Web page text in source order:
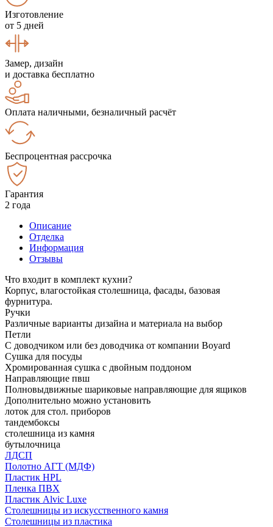
Изготовление
от 5 дней
Замер, дизайн
и доставка бесплатно
Оплата наличными, безналичный расчёт
Беспроцентная рассрочка
Гарантия
2 года
Описание
Отделка
Информация
Отзывы
Что входит в комплект кухни?
Корпус, влагостойкая столешница, фасады, базовая
фурнитура.
Ручки
Различные варианты дизайна и материала на выбор
Петли
С доводчиком или без доводчика от компании Boyard
Сушка для посуды
Хромированная сушка с двойным поддоном
Направляющие пвш
Полновыдвижные шариковые направляющие для ящиков
Дополнительно можно установить
лоток для стол. приборов
тандембоксы
столешница из камня
бутылочница
ЛДСП
Полотно АГТ (МДФ)
Пластик HPL
Пленка ПВХ
Пластик Alvic Luxe
Столешницы из искусственного камня
Столешницы из пластика